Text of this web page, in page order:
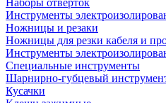
Наборы отверток
Инструменты
Ножницы и резаки
Ножницы для резки кабеля и
Инструменты
Специальные инструменты
Шарнирно-губцевый
Кусачки